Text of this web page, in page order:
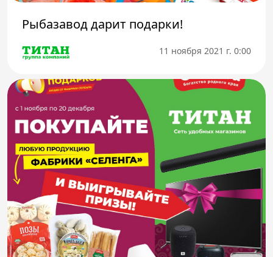
Рыбазавод дарит подарки!
11 ноября 2021 г. 0:00